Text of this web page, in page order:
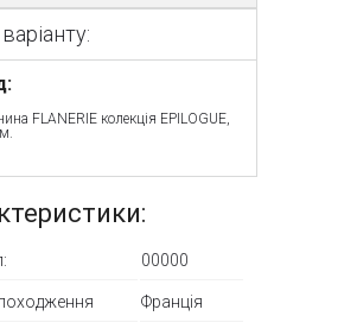
FLANERIE колекція EPILOGUE,
00000
Франція